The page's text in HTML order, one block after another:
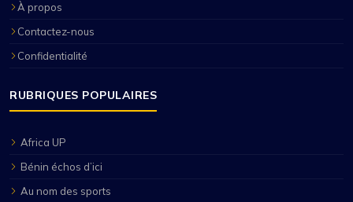
À propos
Contactez-nous
Confidentialité
RUBRIQUES POPULAIRES
Africa UP
Bénin échos d’ici
Au nom des sports